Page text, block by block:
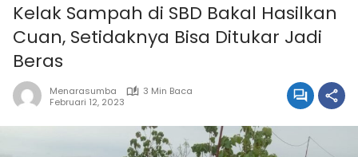
Kelak Sampah di SBD Bakal Hasilkan
Cuan, Setidaknya Bisa Ditukar Jadi
Beras
Menarasumba
3 Min Baca
Februari 12, 2023